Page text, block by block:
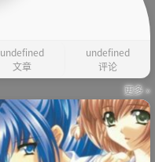
undefined
文章
undefined
评论
更多 »